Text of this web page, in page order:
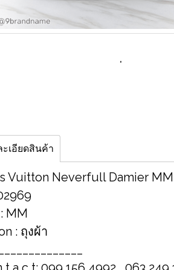
ะเอียดสินค้า
Vuitton Neverfull Damier MM
MM
: ถุงผ้า